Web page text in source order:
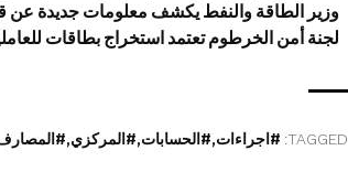
وزير الطاقة والنفط يكشف معلومات جديدة عن
لجنة أمن الخرطوم تعتمد استخراج بطاقات
TAGGED: #اجراءات #الحسابات #المركزي